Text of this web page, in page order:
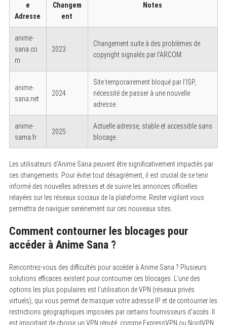
e
Adresse
Changem
ent
Notes
anime-
sana.co
m
2023
Changement suite à des problèmes de
copyright signalés par l’ARCOM.
anime-
sana.net
2024
Site temporairement bloqué par l’ISP,
nécessité de passer à une nouvelle
adresse.
anime-
sama.fr
2025
Actuelle adresse, stable et accessible sans
blocage.
Les utilisateurs d’Anime Sana peuvent être significativement impactés par
ces changements. Pour éviter tout désagrément, il est crucial de se tenir
informé des nouvelles adresses et de suivre les annonces officielles
relayées sur les réseaux sociaux de la plateforme. Rester vigilant vous
permettra de naviguer sereinement sur ces nouveaux sites.
Comment contourner les blocages pour
accéder à Anime Sana ?
Rencontrez-vous des difficultés pour accéder à Anime Sana ? Plusieurs
solutions efficaces existent pour contourner ces blocages. L’une des
options les plus populaires est l’utilisation de VPN (réseaux privés
virtuels), qui vous permet de masquer votre adresse IP et de contourner les
restrictions géographiques imposées par certains fournisseurs d’accès. Il
est important de choisir un VPN réputé, comme ExpressVPN ou NordVPN,